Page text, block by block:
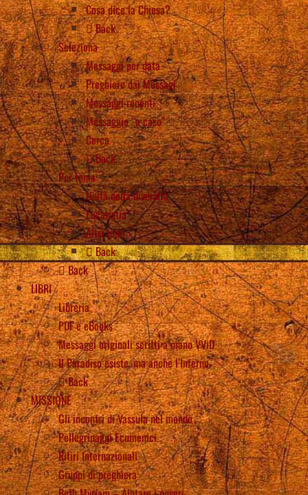
Cosa dice la Chiesa?
Back
Seleziona
Messaggi per data
Preghiere dai Messagi
Messaggi recenti
Messaggio “a caso”
Cerca
Back
Per tema
Unità nella diversità
Eucaristia
Altri temi
Back
Back
LIBRI
Libreria
PDF e eBooks
Messaggi originali scritti a mano VViD
Il Paradiso esiste, ma anche l’Inferno
Back
MISSIONE
Gli incontri di Vassula nel mondo
Pellegrinaggi Ecumenici
Ritiri Internazionali
Gruppi di preghiera